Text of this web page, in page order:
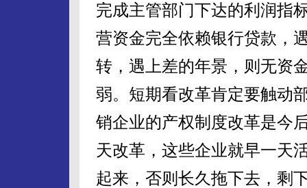
完成主管部门下达的利润指
营资金完全依赖银行贷款，
转，遇上差的年景，则无资
弱。短期看改革肯定要触动
销企业的产权制度改革是今
天改革，这些企业就早一天
起来，否则长久拖下去，剩